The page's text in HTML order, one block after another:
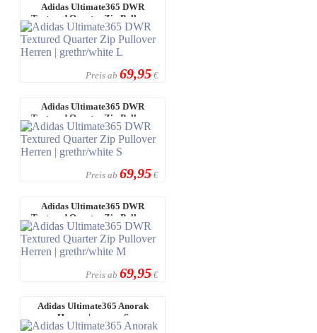
Adidas Ultimate365 DWR
Textured Quarter Zip Pullover
Herren | gr ...
Preis ab 69,95 €
Adidas Ultimate365 DWR
Textured Quarter Zip Pullover
Herren | gr ...
Preis ab 69,95 €
Adidas Ultimate365 DWR
Textured Quarter Zip Pullover
Herren | gr ...
Preis ab 69,95 €
Adidas Ultimate365 Anorak
Herren | conavy S